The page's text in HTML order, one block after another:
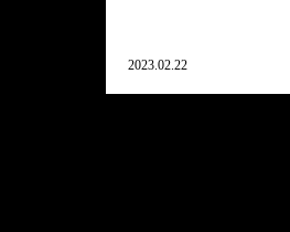
2023.02.22